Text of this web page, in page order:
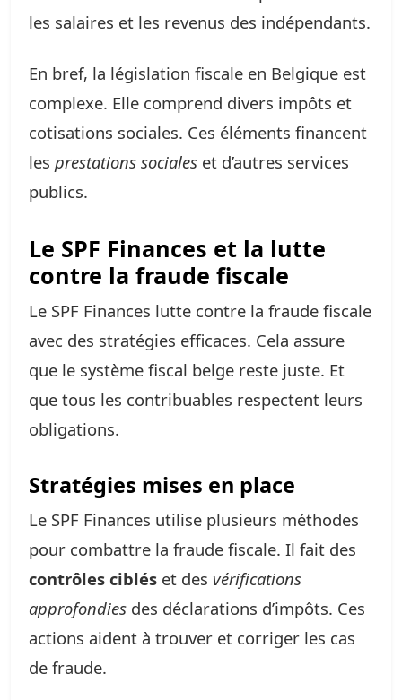
les salaires et les revenus des indépendants.
En bref, la législation fiscale en Belgique est
complexe. Elle comprend divers impôts et
cotisations sociales. Ces éléments financent
les prestations sociales et d’autres services
publics.
Le SPF Finances et la lutte
contre la fraude fiscale
Le SPF Finances lutte contre la fraude fiscale
avec des stratégies efficaces. Cela assure
que le système fiscal belge reste juste. Et
que tous les contribuables respectent leurs
obligations.
Stratégies mises en place
Le SPF Finances utilise plusieurs méthodes
pour combattre la fraude fiscale. Il fait des
contrôles ciblés et des vérifications
approfondies des déclarations d’impôts. Ces
actions aident à trouver et corriger les cas
de fraude.